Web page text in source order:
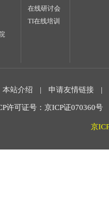
在线研讨会
TI在线培训
本站介绍 | 申请友情链接 |
许可证号：京ICP证070360
京